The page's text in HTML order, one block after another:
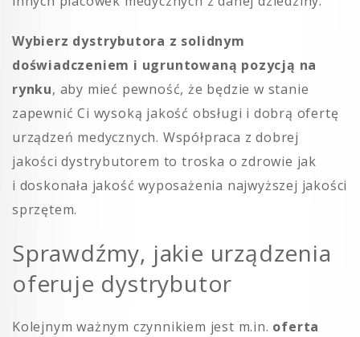
Wybierz dystrybutora z solidnym
doświadczeniem i ugruntowaną pozycją na
rynku, aby mieć pewność, że będzie w stanie
zapewnić Ci wysoką jakość obsługi i dobrą ofertę
urządzeń medycznych. Współpraca z dobrej
jakości dystrybutorem to troska o zdrowie jak
i doskonała jakość wyposażenia najwyższej jakości
sprzętem.
Sprawdźmy, jakie urządzenia
oferuje dystrybutor
Kolejnym ważnym czynnikiem jest m.in. oferta